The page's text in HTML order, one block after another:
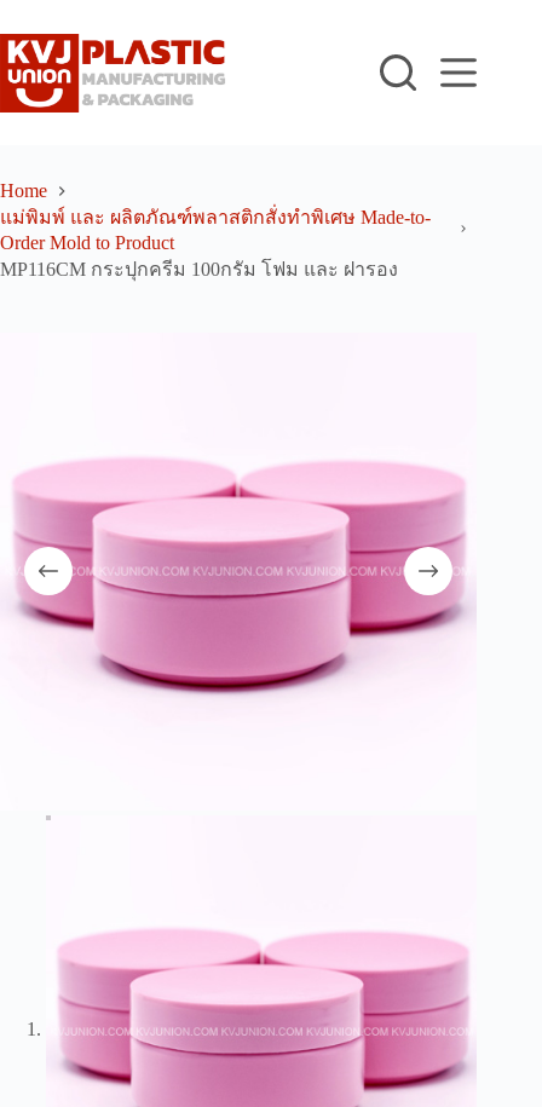
to
content
Home
แม่พิมพ์ และ ผลิตภัณฑ์พลาสติกสั่งทำพิเศษ Made-to-
Order Mold to Product
MP116CM กระปุกครีม 100กรัม โฟม และ ฝารอง